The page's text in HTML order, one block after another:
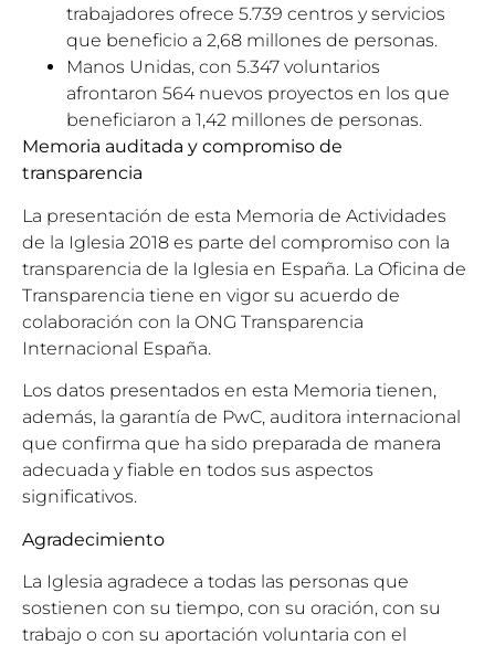
trabajadores ofrece 5.739 centros y servicios
que beneficio a 2,68 millones de personas.
Manos Unidas, con 5.347 voluntarios
afrontaron 564 nuevos proyectos en los que
beneficiaron a 1,42 millones de personas.
Memoria auditada y compromiso de
transparencia
La presentación de esta Memoria de Actividades
de la Iglesia 2018 es parte del compromiso con la
transparencia de la Iglesia en España. La Oficina de
Transparencia tiene en vigor su acuerdo de
colaboración con la ONG Transparencia
Internacional España.
Los datos presentados en esta Memoria tienen,
además, la garantía de PwC, auditora internacional
que confirma que ha sido preparada de manera
adecuada y fiable en todos sus aspectos
significativos.
Agradecimiento
La Iglesia agradece a todas las personas que
sostienen con su tiempo, con su oración, con su
trabajo o con su aportación voluntaria con el